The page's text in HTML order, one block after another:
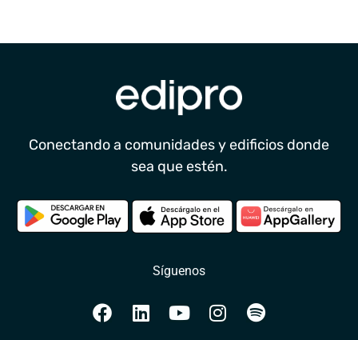
Conectando a comunidades y edificios donde
sea que estén.
Síguenos